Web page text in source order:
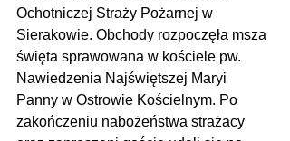
Ochotniczej Straży Pożarnej w
Sierakowie. Obchody rozpoczęła msza
święta sprawowana w kościele pw.
Nawiedzenia Najświętszej Maryi
Panny w Ostrowie Kościelnym. Po
zakończeniu nabożeństwa strażacy